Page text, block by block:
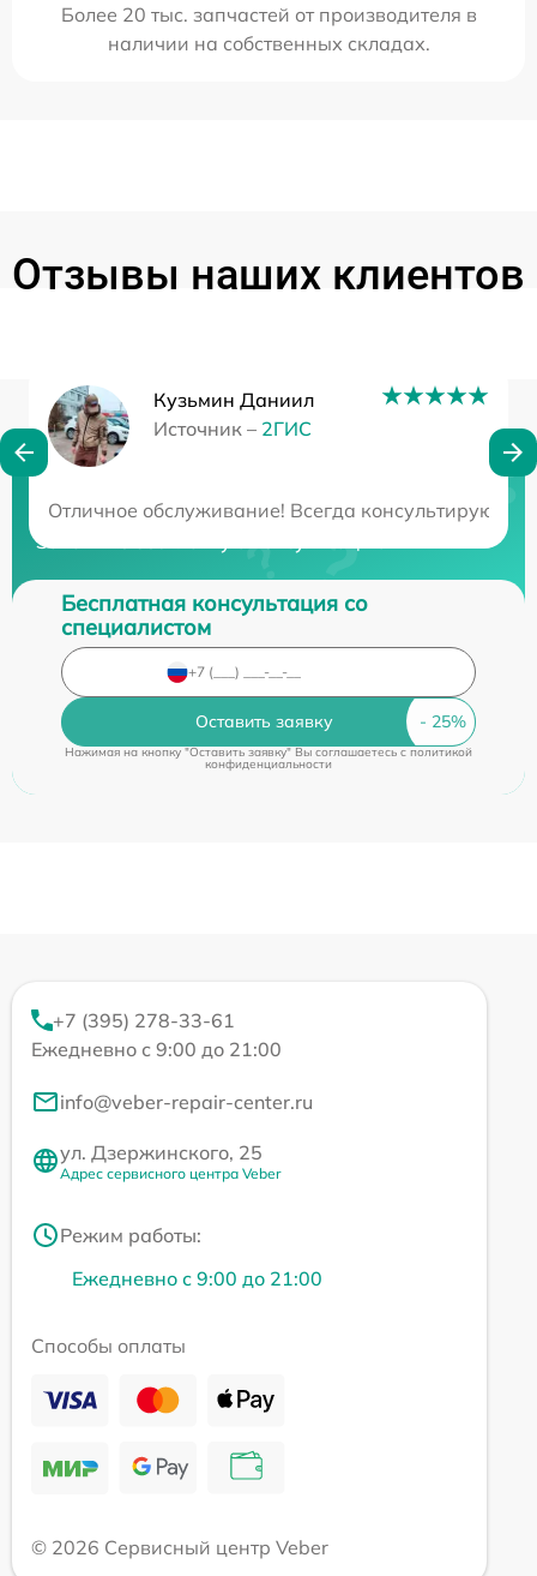
Более 20 тыс. запчастей от производителя в
наличии на собственных складах.
Отзывы наших клиентов
Кузьмин Даниил
Источник – 2ГИС
Отличное обслуживание! Всегда консультируют
Нужна консультация?
Закажите бесплатную консультацию
Бесплатная консультация со
специалистом
Оставить заявку
Нажимая на кнопку "Оставить заявку" Вы соглашаетесь cполитикой
конфиденциальности
+7 (395) 278-33-61
Ежедневно с 9:00 до 21:00
info@veber-repair-center.ru
ул. Дзержинского, 25
Адрес сервисного центра Veber
Режим работы:
Ежедневно с 9:00 до 21:00
Способы оплаты
© 2026 Сервисный центр Veber